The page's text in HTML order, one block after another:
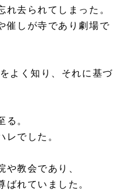
れ去られてしまった。
催しが寺であり劇場で
よく知り、それに基づ
る。
レでした。
や教会であり、
ばれていました。